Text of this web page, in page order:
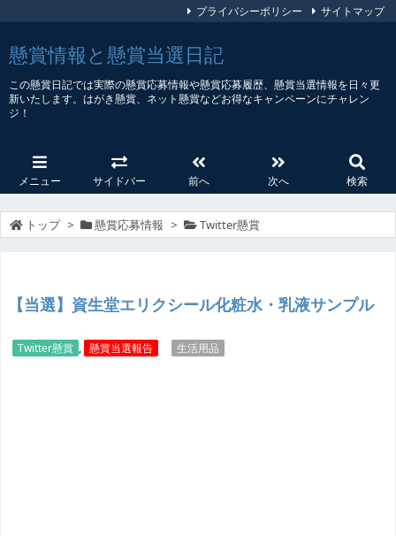
懸賞情報と懸賞当選日記
この懸賞日記では実際の懸賞応募情報や懸賞応募履歴、懸賞当選情報を日々更
新いたします。はがき懸賞、ネット懸賞などお得なキャンペーンにチャレン
ジ！
メニュー サイドバー 前へ 次へ 検索
プライバシーポリシー サイトマップ
トップ > 懸賞応募情報 > Twitter懸賞
【当選】資生堂エリクシール化粧水・乳液サンプル
Twitter懸賞 , 懸賞当選報告 生活用品